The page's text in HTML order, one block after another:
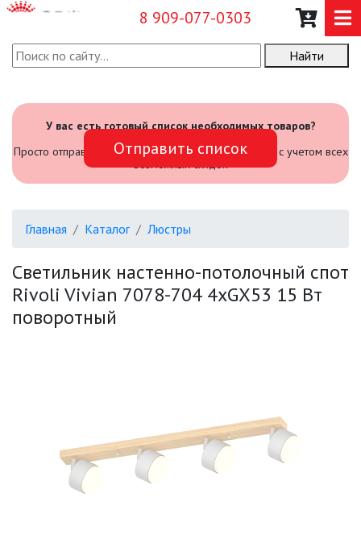
8 909-077-0303
О КОМПАНИИ
САДОВЫЙ ИНВЕНТАРЬ И
ИНСТРУМЕНТЫ
ПРОЖЕКТОРЫ
САДОВЫЕ СВЕТИЛЬНИКИ
САДОВЫЕ ФАСАДНЫЕ
Найти
У вас есть готовый список необходимых товаров?
Просто отправьте его нам и мы посчитаем стоимость с учетом всех
возможных скидок
Отправить список
Главная Каталог Люстры
Светильник настенно-потолочный спот
Rivoli Vivian 7078-704 4хGX53 15 Вт
поворотный